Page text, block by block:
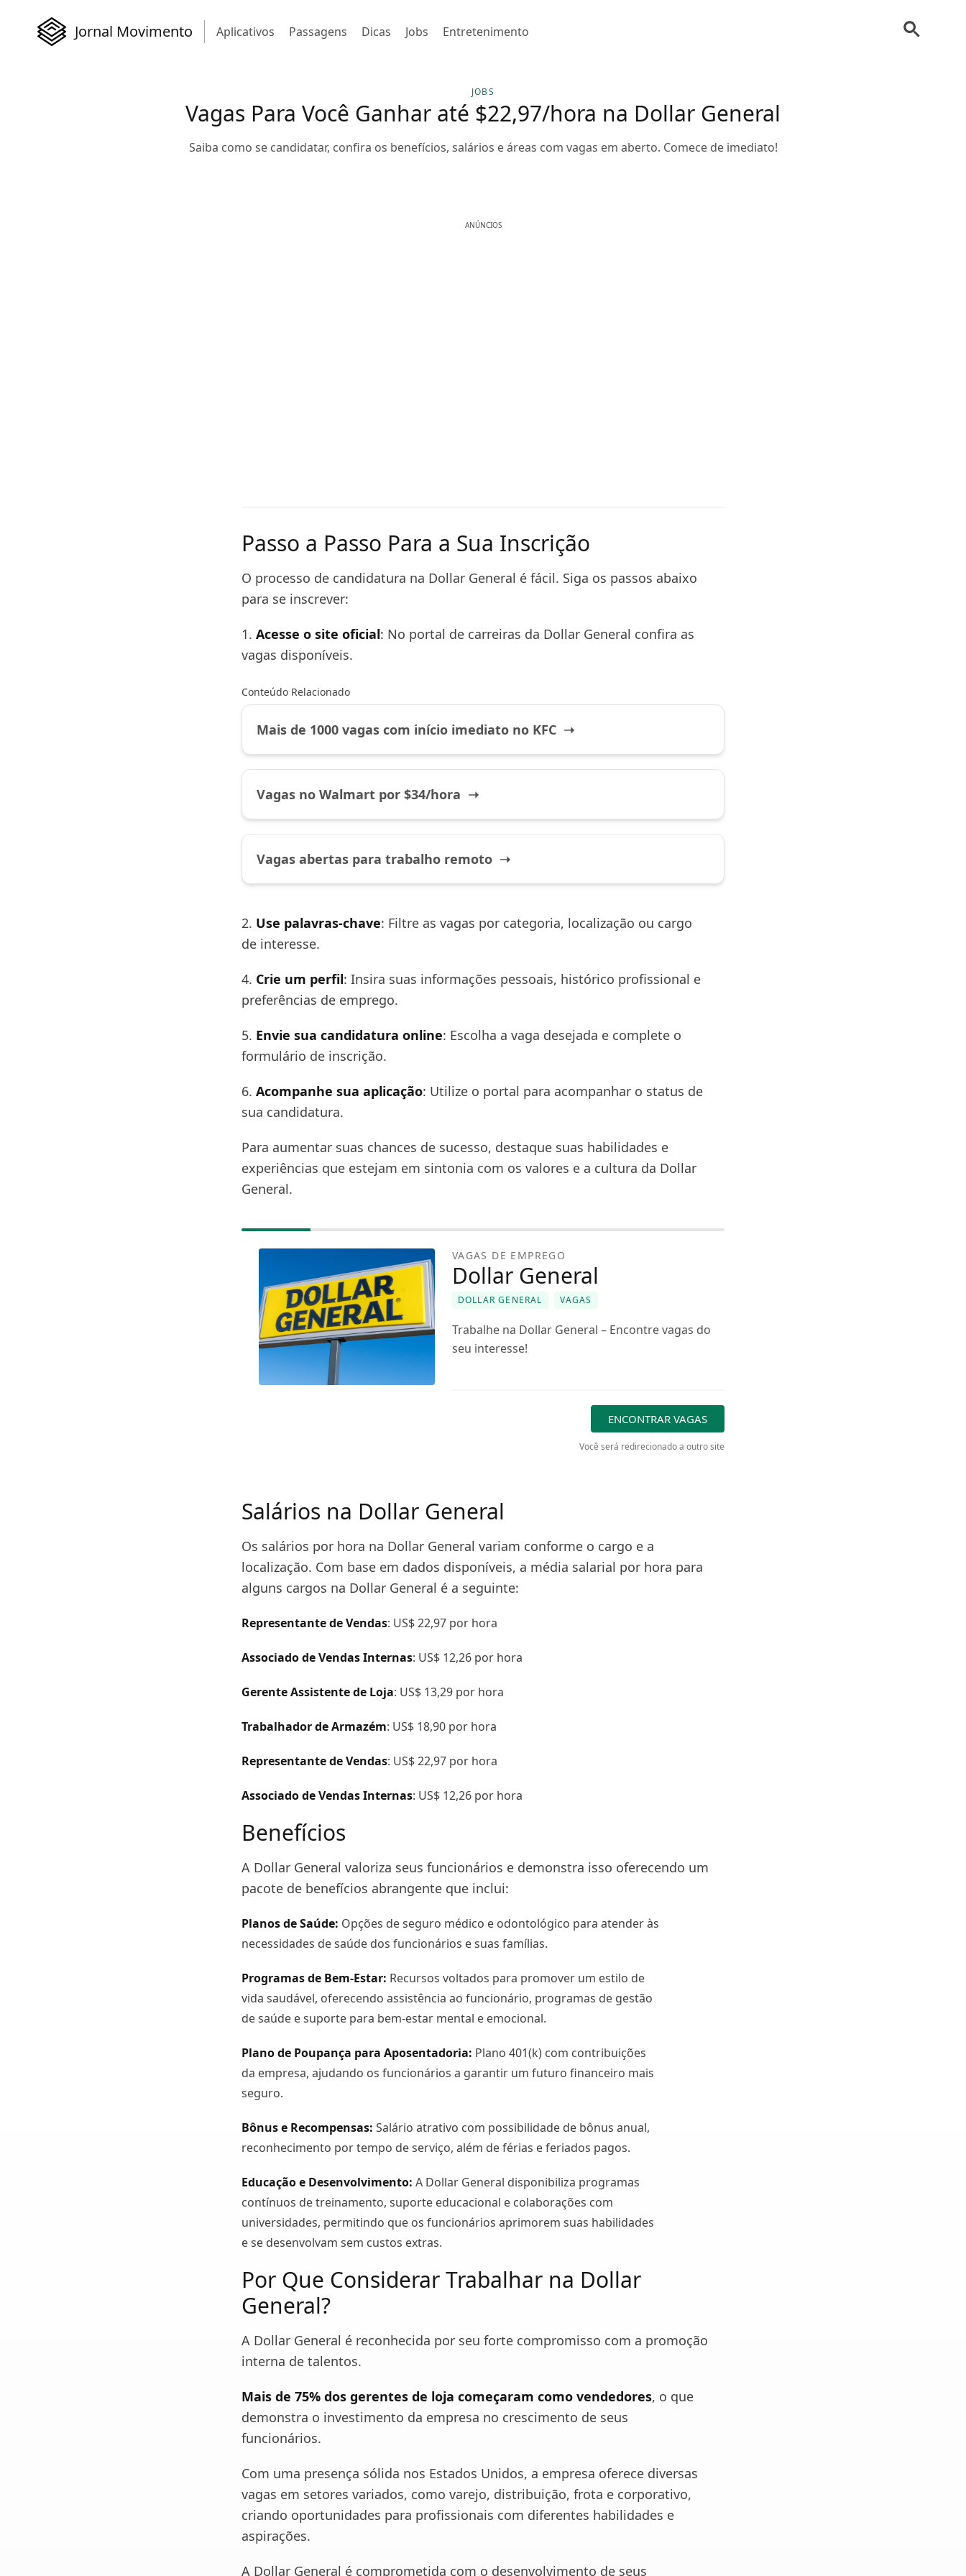
Jornal Movimento Aplicativos Passagens Dicas Jobs Entretenimento
JOBS
Vagas Para Você Ganhar até $22,97/hora na Dollar General
Saiba como se candidatar, confira os benefícios, salários e áreas com vagas em aberto. Comece de imediato!
ANÚNCIOS
Passo a Passo Para a Sua Inscrição
O processo de candidatura na Dollar General é fácil. Siga os passos abaixo
para se inscrever:
1. Acesse o site oficial: No portal de carreiras da Dollar General confira as
vagas disponíveis.
Conteúdo Relacionado
Mais de 1000 vagas com início imediato no KFC ➝
Vagas no Walmart por $34/hora ➝
Vagas abertas para trabalho remoto ➝
2. Use palavras-chave: Filtre as vagas por categoria, localização ou cargo
de interesse.
4. Crie um perfil: Insira suas informações pessoais, histórico profissional e
preferências de emprego.
5. Envie sua candidatura online: Escolha a vaga desejada e complete o
formulário de inscrição.
6. Acompanhe sua aplicação: Utilize o portal para acompanhar o status de
sua candidatura.
Para aumentar suas chances de sucesso, destaque suas habilidades e
experiências que estejam em sintonia com os valores e a cultura da Dollar
General.
VAGAS DE EMPREGO
Dollar General
DOLLAR GENERAL VAGAS
Trabalhe na Dollar General – Encontre vagas do
seu interesse!
ENCONTRAR VAGAS
Você será redirecionado a outro site
Salários na Dollar General
Os salários por hora na Dollar General variam conforme o cargo e a
localização. Com base em dados disponíveis, a média salarial por hora para
alguns cargos na Dollar General é a seguinte:
Representante de Vendas: US$ 22,97 por hora
Associado de Vendas Internas: US$ 12,26 por hora
Gerente Assistente de Loja: US$ 13,29 por hora
Trabalhador de Armazém: US$ 18,90 por hora
Representante de Vendas: US$ 22,97 por hora
Associado de Vendas Internas: US$ 12,26 por hora
Benefícios
A Dollar General valoriza seus funcionários e demonstra isso oferecendo um
pacote de benefícios abrangente que inclui:
Planos de Saúde: Opções de seguro médico e odontológico para atender às
necessidades de saúde dos funcionários e suas famílias.
Programas de Bem-Estar: Recursos voltados para promover um estilo de
vida saudável, oferecendo assistência ao funcionário, programas de gestão
de saúde e suporte para bem-estar mental e emocional.
Plano de Poupança para Aposentadoria: Plano 401(k) com contribuições
da empresa, ajudando os funcionários a garantir um futuro financeiro mais
seguro.
Bônus e Recompensas: Salário atrativo com possibilidade de bônus anual,
reconhecimento por tempo de serviço, além de férias e feriados pagos.
Educação e Desenvolvimento: A Dollar General disponibiliza programas
contínuos de treinamento, suporte educacional e colaborações com
universidades, permitindo que os funcionários aprimorem suas habilidades
e se desenvolvam sem custos extras.
Por Que Considerar Trabalhar na Dollar
General?
A Dollar General é reconhecida por seu forte compromisso com a promoção
interna de talentos.
Mais de 75% dos gerentes de loja começaram como vendedores, o que
demonstra o investimento da empresa no crescimento de seus
funcionários.
Com uma presença sólida nos Estados Unidos, a empresa oferece diversas
vagas em setores variados, como varejo, distribuição, frota e corporativo,
criando oportunidades para profissionais com diferentes habilidades e
aspirações.
A Dollar General é comprometida com o desenvolvimento de seus